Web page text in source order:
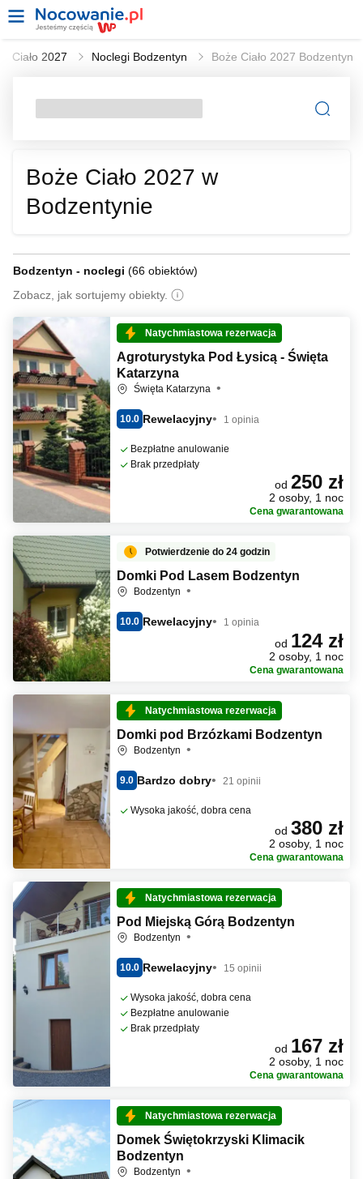
Ciało 2027 Noclegi Bodzentyn Boże Ciało 2027 Bodzentyn
Boże Ciało 2027 w
Bodzentynie
Bodzentyn - noclegi (66 obiektów)
Zobacz, jak sortujemy obiekty.
Natychmiastowa rezerwacja
Agroturystyka Pod Łysicą - Święta
Katarzyna
Święta Katarzyna
10.0 Rewelacyjny 1 opinia
Bezpłatne anulowanie
Brak przedpłaty
od 250 zł
2 osoby, 1 noc
Cena gwarantowana
Potwierdzenie do 24 godzin
Domki Pod Lasem Bodzentyn
Bodzentyn
10.0 Rewelacyjny 1 opinia
od 124 zł
2 osoby, 1 noc
Cena gwarantowana
Natychmiastowa rezerwacja
Domki pod Brzózkami Bodzentyn
Bodzentyn
9.0 Bardzo dobry 21 opinii
Wysoka jakość, dobra cena
od 380 zł
2 osoby, 1 noc
Cena gwarantowana
Natychmiastowa rezerwacja
Pod Miejską Górą Bodzentyn
Bodzentyn
10.0 Rewelacyjny 15 opinii
Wysoka jakość, dobra cena
Bezpłatne anulowanie
Brak przedpłaty
od 167 zł
2 osoby, 1 noc
Cena gwarantowana
Natychmiastowa rezerwacja
Domek Świętokrzyski Klimacik
Bodzentyn
Bodzentyn